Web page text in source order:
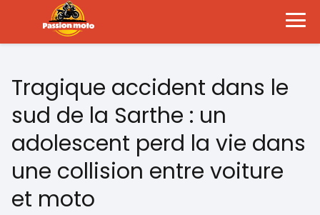
Tragique accident dans le
sud de la Sarthe : un
adolescent perd la vie dans
une collision entre voiture
et moto